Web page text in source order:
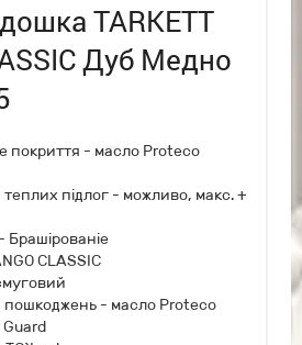
TARKETT
Дуб Mедно
покриття - масло Proteco
підлог - можливо, макс. +
Брашірованіе
CLASSIC
пошкоджень - масло Proteco